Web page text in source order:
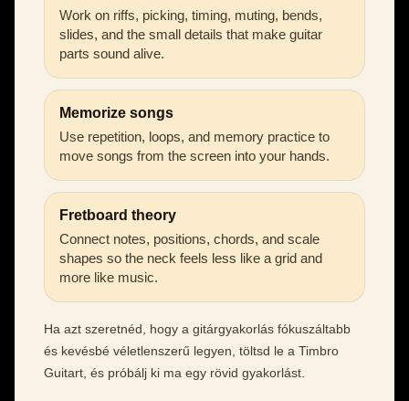
Work on riffs, picking, timing, muting, bends,
slides, and the small details that make guitar
parts sound alive.
Memorize songs
Use repetition, loops, and memory practice to
move songs from the screen into your hands.
Fretboard theory
Connect notes, positions, chords, and scale
shapes so the neck feels less like a grid and
more like music.
Ha azt szeretnéd, hogy a gitárgyakorlás fókuszáltabb
és kevésbé véletlenszerű legyen, töltsd le a Timbro
Guitart, és próbálj ki ma egy rövid gyakorlást.